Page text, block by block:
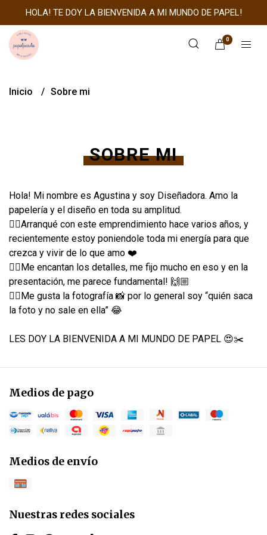
HOLA! TE DOY LA BIENVENIDA A MI MUNDO DE PAPEL!
0
Inicio Sobre mi
SOBRE MI
Hola! Mi nombre es Agustina y soy Diseñadora. Amo la
papelería y el diseño en toda su amplitud.
👉🏼Arranqué con este emprendimiento hace varios años, y
recientemente estoy poniendole toda mi energía para que
crezca y vivir de lo que amo ❤️
👉🏼Me encantan los detalles, me fijo mucho en eso y en la
presentación, me parece fundamental! 🙌🏼
👉🏼Me gusta la fotografía 📸 por lo general soy “quién saca
la foto y no sale en ella” 😂
LES DOY LA BIENVENIDA A MI MUNDO DE PAPEL 😍✂️
Medios de pago
Medios de envío
Nuestras redes sociales